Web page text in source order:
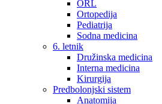
ORL
Ortopedija
Pediatrija
Sodna medicina
6. letnik
Družinska medicina
Interna medicina
Kirurgija
Predbolonjski sistem
Anatomija